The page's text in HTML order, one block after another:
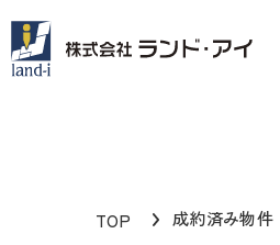
TOP 成約済み物件